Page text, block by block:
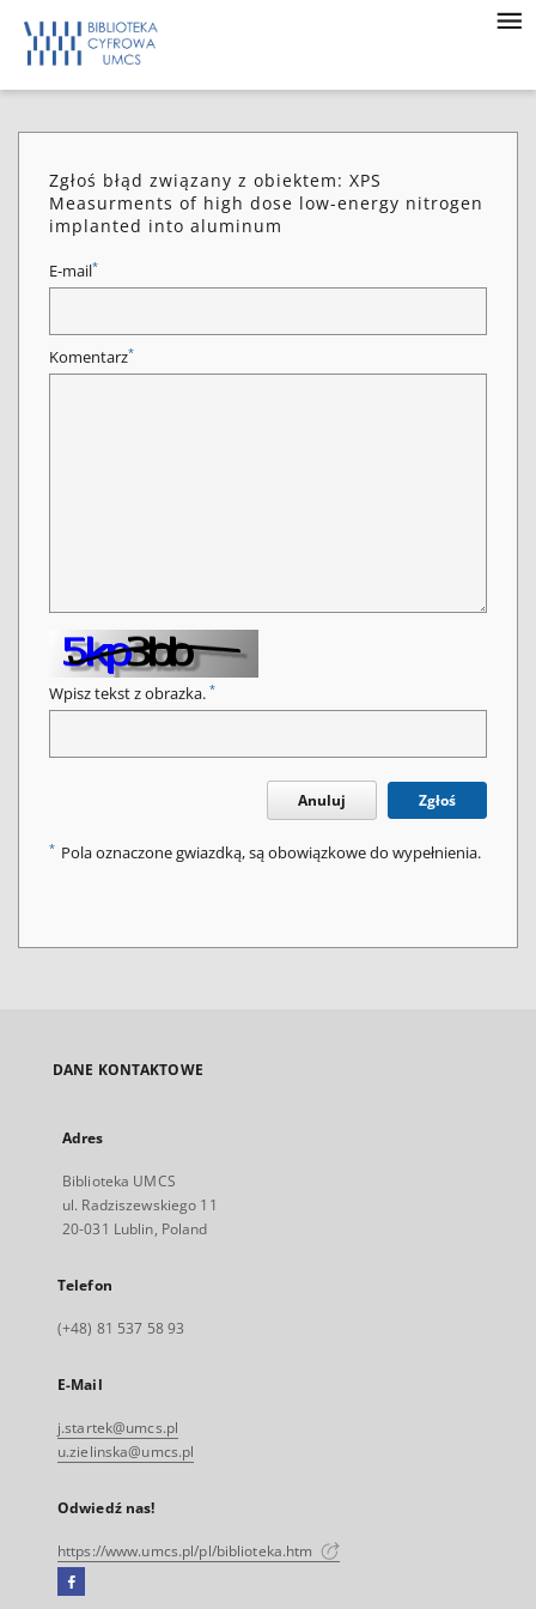
Zgłoś błąd związany z obiektem: XPS
Measurments of high dose low-energy nitrogen
implanted into aluminum
E-mail*
Komentarz*
Wpisz tekst z obrazka. *
Anuluj Zgłoś
* Pola oznaczone gwiazdką, są obowiązkowe do wypełnienia.
DANE KONTAKTOWE
Adres
Biblioteka UMCS
ul. Radziszewskiego 11
20-031 Lublin, Poland
Telefon
(+48) 81 537 58 93
E-Mail
j.startek@umcs.pl
u.zielinska@umcs.pl
Odwiedź nas!
https://www.umcs.pl/pl/biblioteka.htm
Facebook